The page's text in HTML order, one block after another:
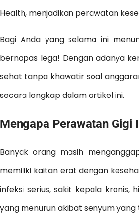
Health, menjadikan perawatan
Bagi Anda yang selama ini
bernapas lega! Dengan adanya
sehat tanpa khawatir soal
secara lengkap dalam artikel ini.
Mengapa Perawatan Gigi
Banyak orang masih
memiliki kaitan erat dengan
infeksi serius, sakit kepala kronis,
yang menurun akibat senyum yang